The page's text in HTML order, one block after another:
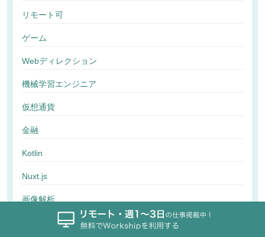
リモート可
ゲーム
Webディレクション
機械学習エンジニア
仮想通貨
金融
Kotlin
Nuxt.js
画像解析